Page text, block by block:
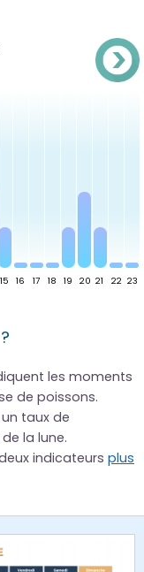
les moments
de poissons.
taux de
la lune.
indicateurs plus